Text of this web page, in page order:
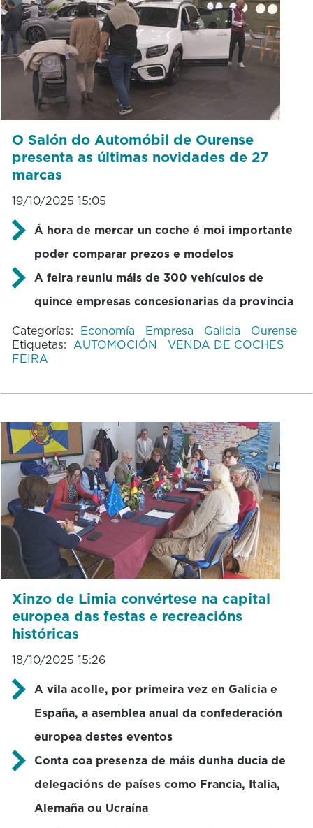
O Salón do Automóbil de Ourense
presenta as últimas novidades de 27
marcas
19/10/2025 15:05
Á hora de mercar un coche é moi importante
poder comparar prezos e modelos
A feira reuniu máis de 300 vehículos de
quince empresas concesionarias da provincia
Categorías: Economía Empresa Galicia
Ourense
Etiquetas: AUTOMOCIÓN
VENDA DE COCHES
FEIRA
Xinzo de Limia convértese na capital
europea das festas e recreacións
históricas
18/10/2025 15:26
A vila acolle, por primeira vez en Galicia e
España, a asemblea anual da confederación
europea destes eventos
Conta coa presenza de máis dunha ducia de
delegacións de países como Francia, Italia,
Alemaña ou Ucraína